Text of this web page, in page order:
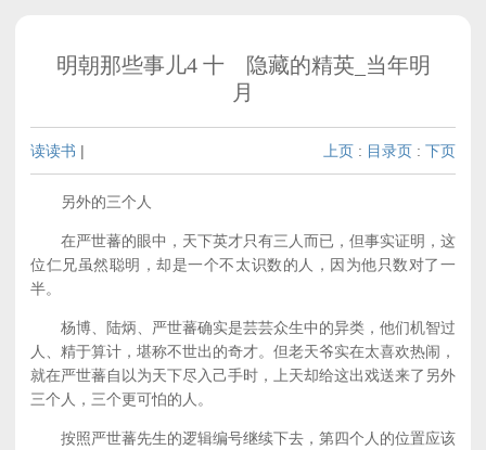
明朝那些事儿4 十 隐藏的精英_当年明
月
读读书 | 上页 : 目录页 : 下页
另外的三个人
在严世蕃的眼中，天下英才只有三人而已，但事实证明，这
位仁兄虽然聪明，却是一个不太识数的人，因为他只数对了一
半。
杨博、陆炳、严世蕃确实是芸芸众生中的异类，他们机智过
人、精于算计，堪称不世出的奇才。但老天爷实在太喜欢热闹，
就在严世蕃自以为天下尽入己手时，上天却给这出戏送来了另外
三个人，三个更可怕的人。
按照严世蕃先生的逻辑编号继续下去，第四个人的位置应该